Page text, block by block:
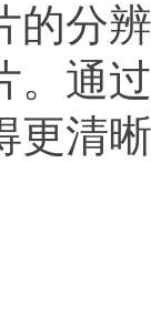
的分
。通
更清